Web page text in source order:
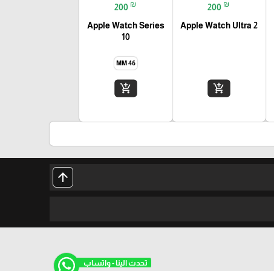
تحدث الينا - واتساب
200 ₪
Apple Watch Ultra 2
add_shopping_cart
200 ₪
Apple Watch Series
10
46 MM
add_shopping_cart
arrow_upward